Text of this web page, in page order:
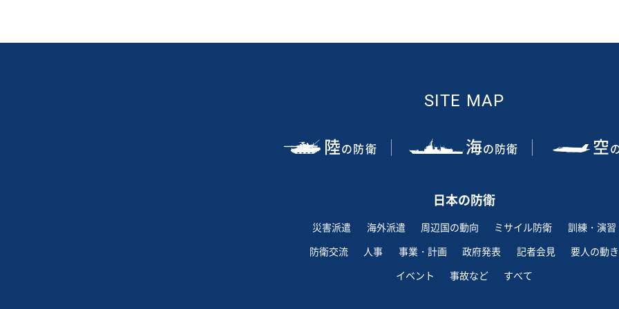
SITE MAP
陸の防衛 海の防衛 空
日本の防衛
災害派遣 海外派遣 周辺国の動向 ミサイル防衛
訓練・演習
防衛交流
人事 事業・計画 政府発表 記者会見
要人の動き
イベント
事故など すべて